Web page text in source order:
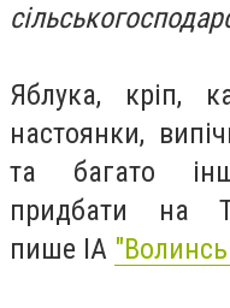
Яблука, кріп,
настоянки,
та багато
придбати на
пише ІА